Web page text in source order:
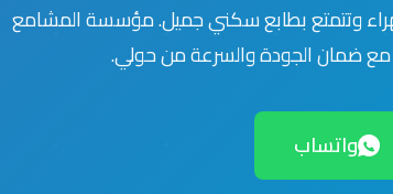
وتتمتع بطابع سكني جميل. مؤسسة المشامع
مع ضمان الجودة والسرعة من حولي.
واتساب